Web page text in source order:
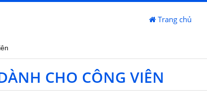
Trang chủ
CHO CÔNG VIÊN